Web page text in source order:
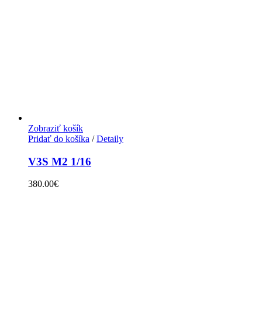
Zobraziť košík
Pridať do košíka / Detaily
V3S M2 1/16
380.00€